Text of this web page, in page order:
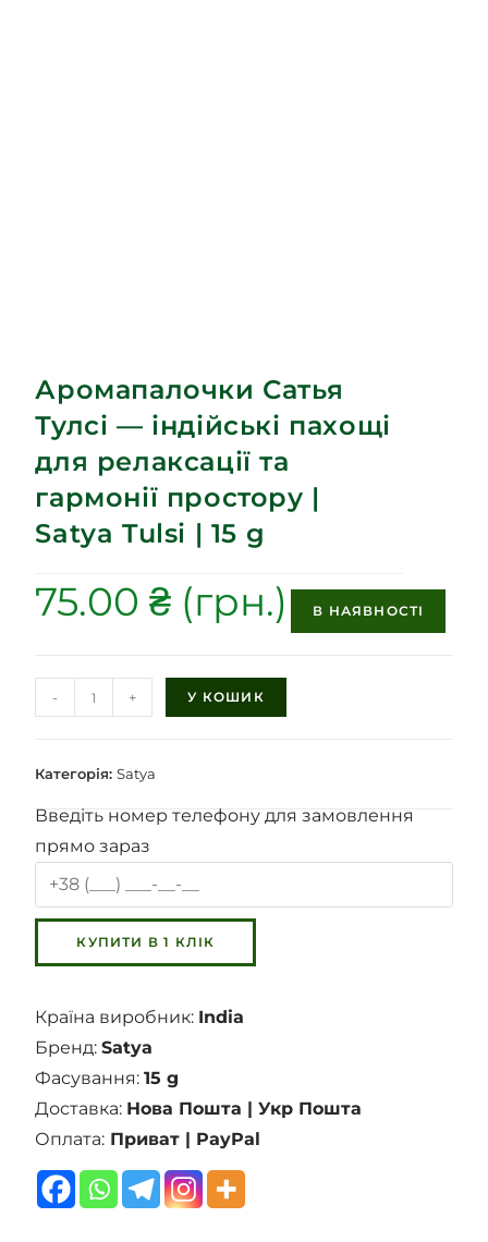
Аромапалочки Сатья
Тулсі — індійські пахощі
для релаксації та
гармонії простору |
Satya Tulsi | 15 g
75.00₴ В НАЯВНОСТІ
- + У КОШИК
Категорія:Satya
Введіть номер телефону для замовлення
прямо зараз
Країна виробник: India
Бренд:Satya
Фасування:15 g
Доставка: Нова Пошта | Укр Пошта
Оплата: Приват | PayPal